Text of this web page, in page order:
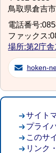
鳥取県倉吉
電話番号
ファックス
場所:第2庁
hoken-
サイト
プライ
このサ
リンク